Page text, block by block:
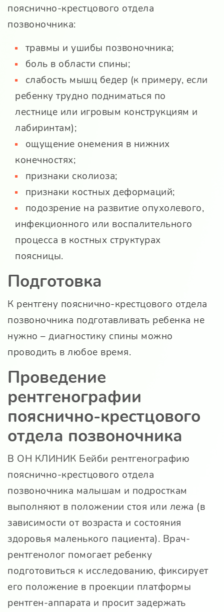
пояснично-крестцового отдела
позвоночника:
травмы и ушибы позвоночника;
боль в области спины;
слабость мышц бедер (к примеру, если
ребенку трудно подниматься по
лестнице или игровым конструкциям и
лабиринтам);
ощущение онемения в нижних
конечностях;
признаки сколиоза;
признаки костных деформаций;
подозрение на развитие опухолевого,
инфекционного или воспалительного
процесса в костных структурах
поясницы.
Подготовка
К рентгену пояснично-крестцового отдела
позвоночника подготавливать ребенка не
нужно – диагностику спины можно
проводить в любое время.
Проведение
рентгенографии
пояснично-крестцового
отдела позвоночника
В ОН КЛИНИК Бейби рентгенографию
пояснично-крестцового отдела
позвоночника малышам и подросткам
выполняют в положении стоя или лежа (в
зависимости от возраста и состояния
здоровья маленького пациента). Врач-
рентгенолог помогает ребенку
подготовиться к исследованию, фиксирует
его положение в проекции платформы
рентген-аппарата и просит задержать